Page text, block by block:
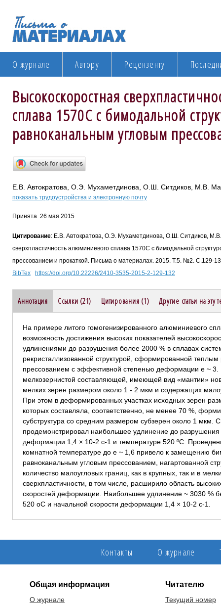
О журнале Автору Рецензенту
Высокоскоростная
сплава 1570С с бимодальной
равноканальным угловым
Е.В. Автократова, О.Э. Мухаметдинова, О.Ш. Ситдиков, М.В.
показать трудоустройства и электронную почту
Принята 26 мая 2015
Цитирование: Е.В. Автократова, О.Э. Мухаметдинова, О.Ш. Ситдиков,
сверхпластичность алюминиевого сплава 1570С с бимодальной
прессованием и прокаткой. Письма о материалах. 2015. Т.5. №2. С.129-
BibTex
https://doi.org/10.22226/2410-3535-2015-2-129-132
Аннотация Ссылки (21) Цитирования (1) Другие статьи на эту
На примере литого гомогенизированного алюминиевого
возможность достижения высоких показателей
удлинениями до разрушения более 2000 % в сплавах
рекристаллизованной структурой, сформированной
прессованием с эффективной степенью деформации е ~ 3.
мелкозернистой составляющей, имеющей вид «мантии»
мелких зерен размером около 1 - 2 мкм и содержащих
При этом в деформированных участках исходных зерен
которых составляла, соответственно, не менее 70 %,
субструктура со средним размером субзерен около 1 мкм.
продемонстрировал наибольшее удлинение до разрушения
деформации 1,4 × 10-2 с-1 и температуре 520 ºC.
комнатной температуре до e ~ 1,6 привело к замещению
равноканальным угловым прессованием, нагартованной
количество малоугловых границ, как в крупных, так и в
сверхпластичности, в том числе, расширило область
скоростей деформации. Наибольшее удлинение ~ 3030 %
520 oС и начальной скорости деформации 1,4 × 10-2 с-1.
Контакты О журнале
Общая информация
О журнале
Читателю
Текущий номер